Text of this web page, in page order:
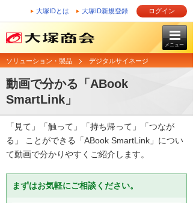
大塚IDとは 大塚ID新規登録 ログイン
メニュー
ソリューション・製品 デジタルサイネージ
動画で分かる「ABook
SmartLink」
「見て」「触って」「持ち帰って」「つなが
る」 ことができる「ABook SmartLink」につい
て動画で分かりやすくご紹介します。
まずはお気軽にご相談ください。